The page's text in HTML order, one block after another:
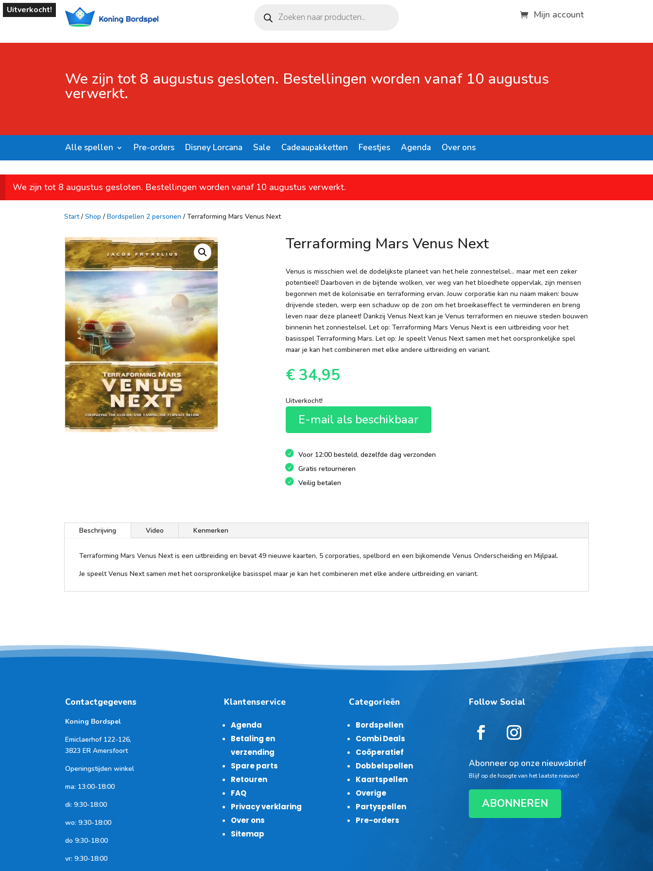
zoeken Mijn account
We zijn tot 8 augustus gesloten. Bestellingen worden vanaf 10 augustus
verwerkt.
Alle spellen Pre-orders Disney Lorcana Sale Cadeaupakketten Feestjes Agenda Over ons
We zijn tot 8 augustus gesloten. Bestellingen worden vanaf 10 augustus verwerkt.
Uitverkocht!
Start/ Shop / Bordspellen 2 personen / Terraforming Mars Venus Next
Terraforming Mars Venus Next
Venus is misschien wel de dodelijkste planeet van het hele zonnestelsel… maar met een zeker
potentieel! Daarboven in de bijtende wolken, ver weg van het bloedhete oppervlak, zijn mensen
begonnen met de kolonisatie en terraforming ervan. Jouw corporatie kan nu naam maken: bouw
drijvende steden, werp een schaduw op de zon om het broeikaseffect te verminderen en breng
leven naar deze planeet! Dankzij Venus Next kan je Venus terraformen en nieuwe steden bouwen
binnenin het zonnestelsel. Let op: Terraforming Mars Venus Next is een uitbreiding voor het
basisspel Terraforming Mars. Let op: Je speelt Venus Next samen met het oorspronkelijke spel
maar je kan het combineren met elke andere uitbreiding en variant.
€34,95
Uitverkocht!
E-mail als beschikbaar
Voor 12:00 besteld, dezelfde dag verzonden
Gratis retourneren
Veilig betalen
Beschrijving Video Kenmerken
Terraforming Mars Venus Next is een uitbreiding en bevat 49 nieuwe kaarten, 5 corporaties, spelbord en een bijkomende Venus Onderscheiding en Mijlpaal.
Je speelt Venus Next samen met het oorspronkelijke basisspel maar je kan het combineren met elke andere uitbreiding en variant.
Contactgegevens
Koning Bordspel
Emiclaerhof 122-126,
3823 ER Amersfoort
Openingstijden winkel
ma: 13:00-18:00
di: 9:30-18:00
wo: 9:30-18:00
do 9:30-18:00
vr: 9:30-18:00
Klantenservice
Agenda
Betaling en
verzending
Spare parts
Retouren
FAQ
Privacy verklaring
Over ons
Sitemap
Categorieën
Bordspellen
Combi Deals
Coöperatief
Dobbelspellen
Kaartspellen
Overige
Partyspellen
Pre-orders
Follow Social
Abonneer op onze nieuwsbrief
Blijf op de hoogte van het laatste nieuws!
ABONNEREN